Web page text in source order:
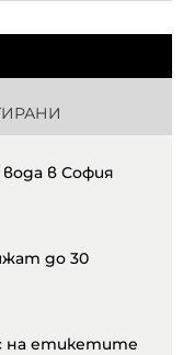
в София
до 30
на етикетите